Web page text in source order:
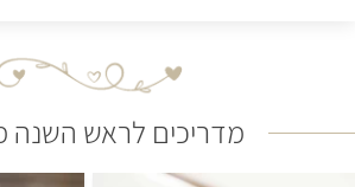
סוכרת
הא…
מדריכים לראש השנה